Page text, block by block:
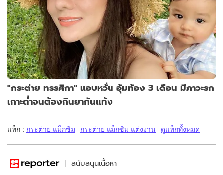
"กระต่าย ทรรศิกา" แอบหวั่น อุ้มท้อง 3 เดือน มีภาวะรก
เกาะต่ำจนต้องกินยากันแท้ง
แท็ก : กระต่าย แม็กซิม กระต่าย แม็กซิม แต่งงาน ดูแท็กทั้งหมด
สนับสนุนเนื้อหา